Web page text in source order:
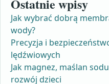
Ostatnie wpisy
Jak wybrać dobrą
wody?
Precyzja i
lędźwiowych
Jak magnez, maślan
rozwój dzieci